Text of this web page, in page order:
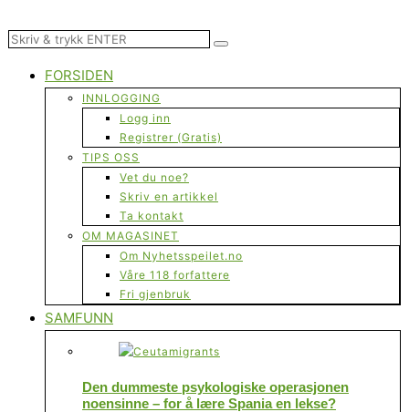
FORSIDEN
INNLOGGING
Logg inn
Registrer (Gratis)
TIPS OSS
Vet du noe?
Skriv en artikkel
Ta kontakt
OM MAGASINET
Om Nyhetsspeilet.no
Våre 118 forfattere
Fri gjenbruk
SAMFUNN
Den dummeste psykologiske operasjonen
noensinne – for å lære Spania en lekse?